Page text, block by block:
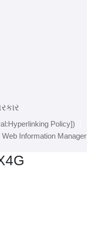
Policy])
Web Information Manager